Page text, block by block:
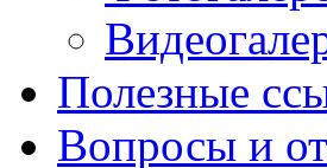
Полезные
Вопросы и